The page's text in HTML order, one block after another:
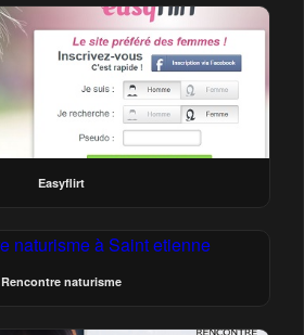
Easyflirt
Rencontre naturisme